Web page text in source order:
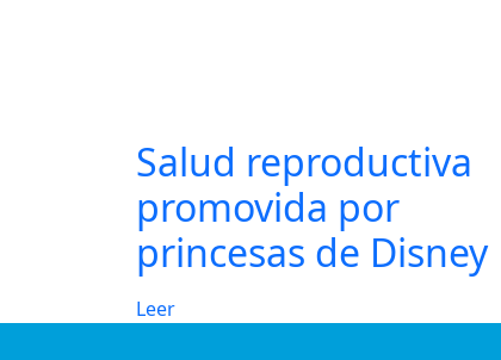
Salud reproductiva
promovida por
princesas de Disney
Leer